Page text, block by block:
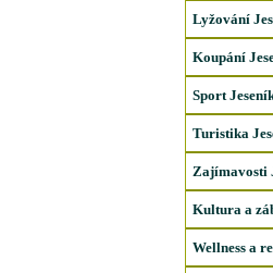
Lyžování
Koupání
Sport
Turistika
Zajímavosti
Kultura a
Wellness a